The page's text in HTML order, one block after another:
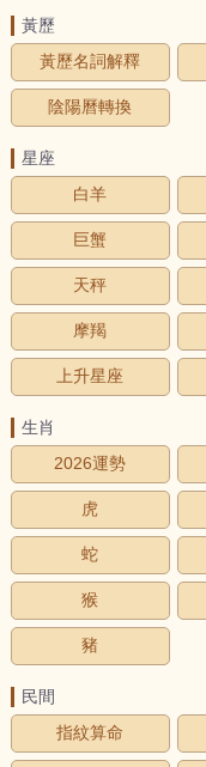
黃歷
黃歷名詞解釋
陰陽曆轉換
星座
白羊
巨蟹
天秤
摩羯
上升星座
生肖
2026運勢
虎
蛇
猴
豬
民間
指紋算命